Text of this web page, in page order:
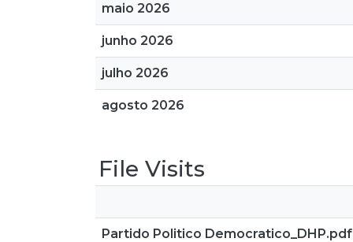
maio 2026
junho 2026
julho 2026
agosto 2026
File Visits
Partido Politico Democratico_DHP.pdf